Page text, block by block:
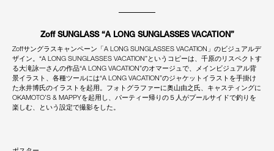
Zoff SUNGLASS “A LONG SUNGLASSES VACATION”
Zoffサングラスキャンペーン「A LONG SUNGLASSES VACATION」のビジュアルデ
ザイン。“A LONG SUNGLASSES VACATION”というコピーは、千原のリスペクトす
る大滝詠一さんの作品“A LONG VACATION”のオマージュで、メインビジュアル背
景イラスト、各種ツールには“A LONG VACATION”のジャケットイラストを手掛け
た永井博氏のイラストを起用。フォトグラファーに奥山由之氏、キャスティングに
OKAMOTO’S & MAPPYを起用し、パーティー帰りの５人がプールサイドで釣りを
楽しむ、という設定で撮影をした。